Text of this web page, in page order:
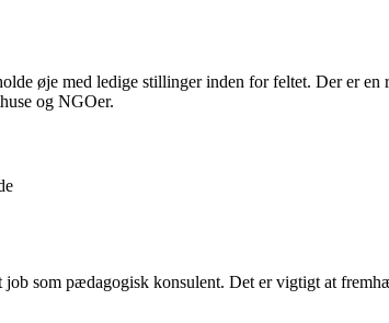
øje med ledige stillinger inden for feltet. Der er
og NGOer.
som pædagogisk konsulent. Det er vigtigt at